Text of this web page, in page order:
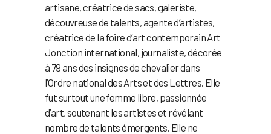
artisane, créatrice de sacs, galeriste,
découvreuse de talents, agente d’artistes,
créatrice de la foire d’art contemporain Art
Jonction international, journaliste, décorée
à 79 ans des insignes de chevalier dans
l’Ordre national des Arts et des Lettres. Elle
fut surtout une femme libre, passionnée
d’art, soutenant les artistes et révélant
nombre de talents émergents. Elle ne